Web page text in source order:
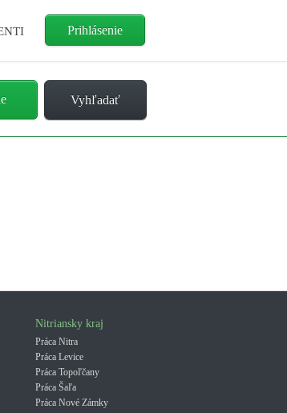
Prihlásenie
Nitriansky kraj
Práca Nitra
Práca Levice
Práca Topoľčany
Práca Šaľa
Práca Nové Zámky